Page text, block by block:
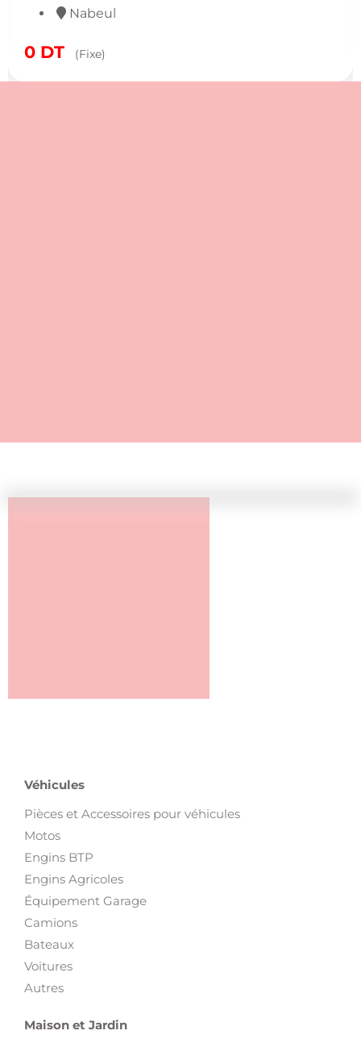
Nabeul
0 DT (Fixe)
Véhicules
Pièces et Accessoires pour véhicules
Motos
Engins BTP
Engins Agricoles
Équipement Garage
Camions
Bateaux
Voitures
Autres
Maison et Jardin